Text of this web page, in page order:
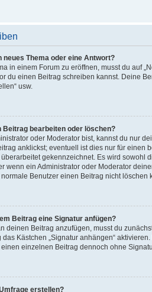
neues Thema oder eine Antwort?
in einem Forum zu eröffnen, musst du auf
du einen Beitrag schreiben kannst. Deine
usw.
Beitrag bearbeiten oder löschen?
oder Moderator bist, kannst du nur
anklickst; eventuell ist dies nur für einen
gekennzeichnet. Es wird sowohl
wenn ein Administrator oder Moderator
normale Benutzer einen Beitrag nicht
Beitrag eine Signatur anfügen?
deinen Beitrag anzufügen, musst du
das Kästchen „Signatur anhängen“
einzelnen Beitrag dennoch ohne
erstellen?